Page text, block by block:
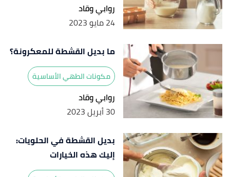
روابي وقاد
24 مايو 2023
ما بديل القشطة للمعكرونة؟
مكونات الطهي الأساسية
روابي وقاد
30 أبريل 2023
بديل القشطة في الحلويات:
إليك هذه الخيارات